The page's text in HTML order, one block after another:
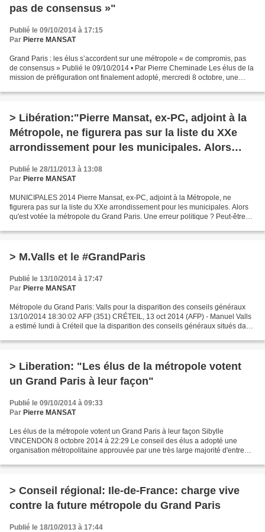
pas de consensus »"
Publié le 09/10/2014 à 17:15
Par Pierre MANSAT
Grand Paris : les élus s’accordent sur une métropole « de compromis, pas
de consensus » Publié le 09/10/2014 • Par Pierre Cheminade Les élus de la
mission de préfiguration ont finalement adopté, mercredi 8 octobre, une
> Libération:"Pierre Mansat, ex-PC, adjoint à la
Métropole, ne figurera pas sur la liste du XXe
arrondissement pour les municipales. Alors
qu'est votée la métropole du Grand Paris."
Publié le 28/11/2013 à 13:08
Par Pierre MANSAT
MUNICIPALES 2014 Pierre Mansat, ex-PC, adjoint à la Métropole, ne
figurera pas sur la liste du XXe arrondissement pour les municipales. Alors
qu'est votée la métropole du Grand Paris. Une erreur politique ? Peut-être
> M.Valls et le #GrandParis
Publié le 13/10/2014 à 17:47
Par Pierre MANSAT
Métropole du Grand Paris: Valls pour la disparition des conseils généraux
13/10/2014 18:30:02 AFP (351) CRÉTEIL, 13 oct 2014 (AFP) - Manuel Valls
a estimé lundi à Créteil que la disparition des conseils généraux situés dans
> Liberation: "Les élus de la métropole votent
un Grand Paris à leur façon"
Publié le 09/10/2014 à 09:33
Par Pierre MANSAT
Les élus de la métropole votent un Grand Paris à leur façon Sibylle
VINCENDON 8 octobre 2014 à 22:29 Le conseil des élus a adopté une
organisation métropolitaine approuvée par une très large majorité d'entre
> Conseil régional: Ile-de-France: charge vive
contre la future métropole du Grand Paris
Publié le 18/10/2013 à 17:44